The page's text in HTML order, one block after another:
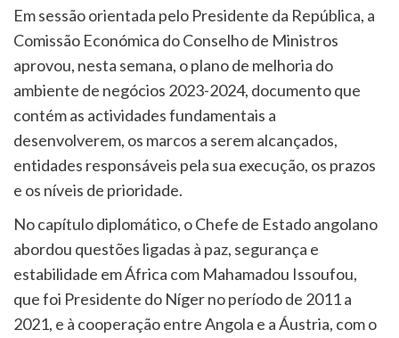
Em sessão orientada pelo Presidente da República, a
Comissão Económica do Conselho de Ministros
aprovou, nesta semana, o plano de melhoria do
ambiente de negócios 2023-2024, documento que
contém as actividades fundamentais a
desenvolverem, os marcos a serem alcançados,
entidades responsáveis pela sua execução, os prazos
e os níveis de prioridade.
No capítulo diplomático, o Chefe de Estado angolano
abordou questões ligadas à paz, segurança e
estabilidade em África com Mahamadou Issoufou,
que foi Presidente do Níger no período de 2011 a
2021, e à cooperação entre Angola e a Áustria, com o